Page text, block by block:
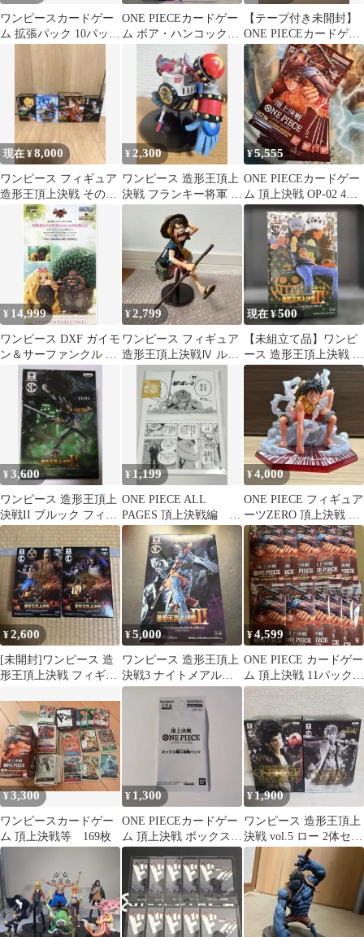
ワンピースカードゲー
ム 拡張パック 10パック
ONE PIECEカードゲー
ム ボア・ハンコック
OP02-059 UC
【テープ付き未開封】
ONE PIECEカードゲー
ム 頂上決戦 OP-02 BOX
現在 ¥8,000
ワンピース フィギュア
造形王頂上決戦 その他
まとめ売り
¥ 2,300
ワンピース 造形王頂上
決戦 フランキー将軍 フ
ィギュア
¥5,555
ONE PIECEカードゲー
ム 頂上決戦 OP-02 4パ
ック
¥ 14,999
ワンピース DXF ガイモ
ン＆サーファンクル 造
形王頂上決戦 フィギュ
¥2,799
ワンピース フィギュア
造形王頂上決戦Ⅳ ルフ
ィ ストロングワールド
現在 ¥500
【未組立て品】ワンピ
ース 造形王頂上決戦 ト
ラファルガー・ロー フ
ィギュア
¥3,600
ワンピース 造形王頂上
決戦II ブルック フィギ
ュア
¥ 1,199
ONE PIECE ALL
PAGES 頂上決戦編 白
ひげ
¥4,000
ONE PIECE フィギュア
ーツZERO 頂上決戦 ル
フィ ギア2 フィギュア
¥2,600
[未開封]ワンピース 造
形王頂上決戦 フィギュ
¥5,000
ワンピース 造形王頂上
決戦3 ナイトメアルフ
ィ フィギュア 未開封
¥4,599
ONE PIECE カードゲー
ム 頂上決戦 11パック
新品未開封
¥3,300
ワンピースカードゲー
ム 頂上決戦等 169枚
¥ 1,300
ONE PIECEカードゲー
ム 頂上決戦 ボックス購
入特典パック
¥ 1,900
ワンピース 造形王頂上
決戦 vol.5 ロー 2体セッ
ト